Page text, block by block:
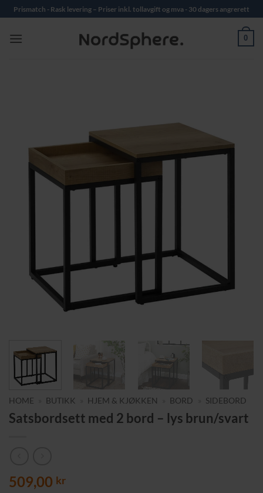
Skip
to
content
Prismatch - Rask levering – Priser inkl. tollavgift og mva - 30 dagers angrerett
0
HOME BUTIKK HJEM & KJØKKEN BORD SIDEBORD
Satsbordsett med 2 bord – lys brun/svart
509,00 kr